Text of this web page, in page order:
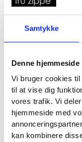
Samtykke
Denne
Vi bruger cookies
til at vise dig
vores trafik. Vi
hjemmeside med
kan kombinere